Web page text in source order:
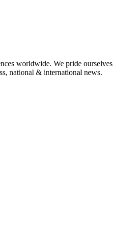
worldwide. We pride
national & international news.